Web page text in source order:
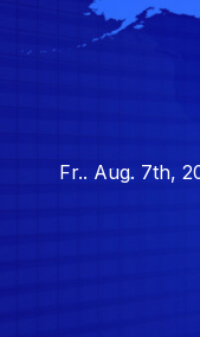
Fr.. Aug. 7th,